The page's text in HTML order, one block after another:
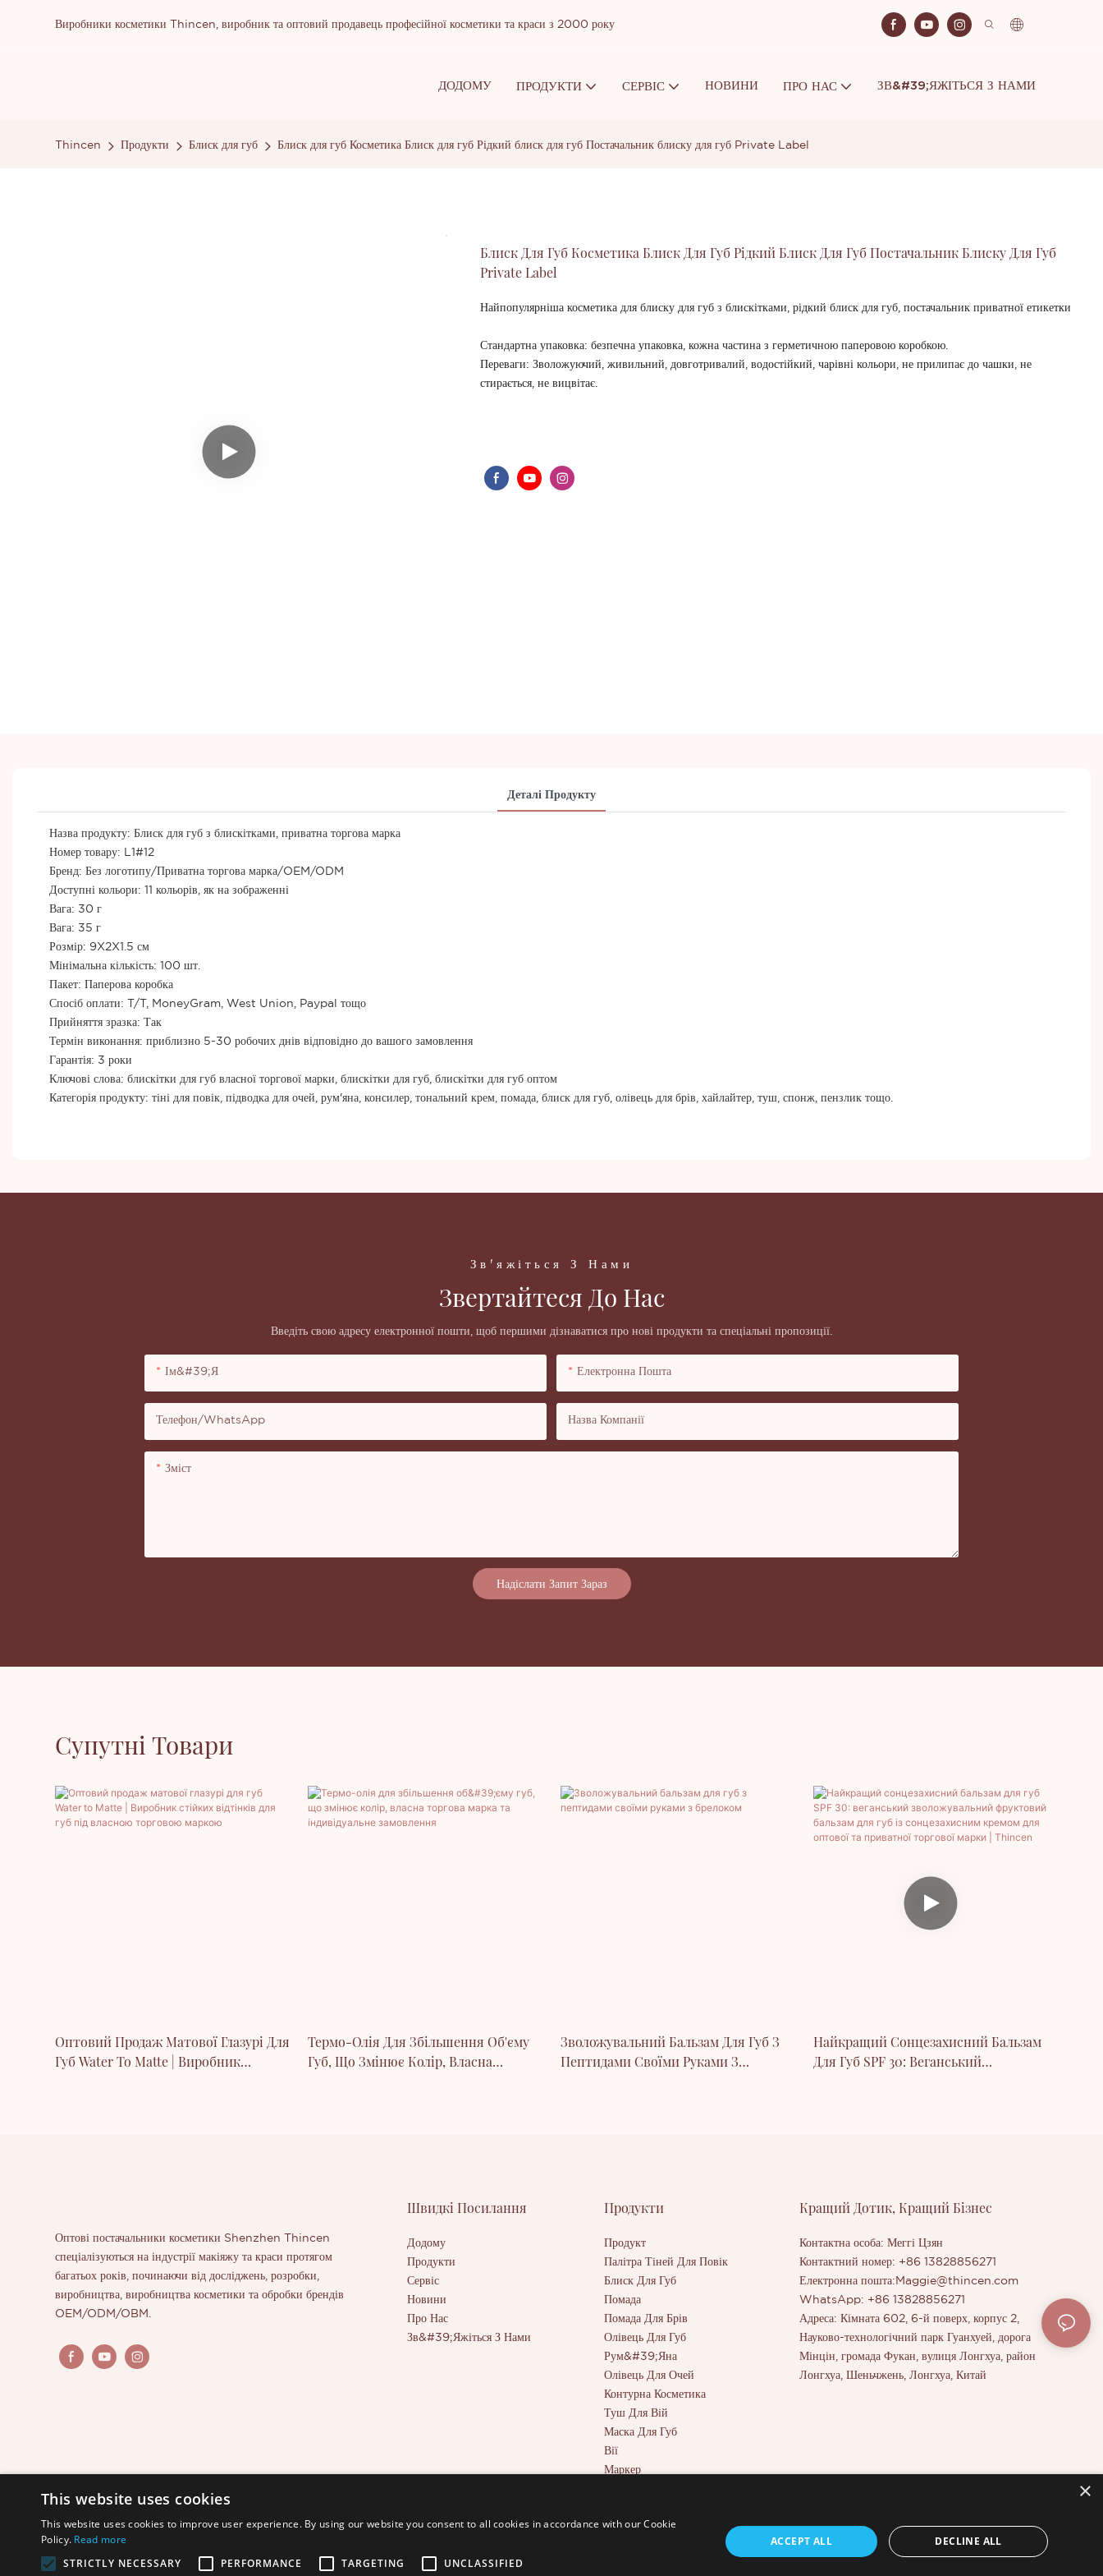
Виробники косметики Thincen, виробник та оптовий продавець професійної косметики та краси з 2000 року
ДОДОМУ ПРОДУКТИ СЕРВІС НОВИНИ ПРО НАС ЗВ&#39;ЯЖІТЬСЯ З НАМИ
Thincen Продукти Блиск для губ Блиск для губ Косметика Блиск для губ Рідкий блиск для губ Постачальник блиску для губ Private Label
Блиск Для Губ Косметика Блиск Для Губ Рідкий Блиск Для Губ Постачальник Блиску Для Губ
Private Label
Найпопулярніша косметика для блиску для губ з блискітками, рідкий блиск для губ, постачальник приватної етикетки
Стандартна упаковка: безпечна упаковка, кожна частина з герметичною паперовою коробкою.
Переваги: ​​Зволожуючий, живильний, довготривалий, водостійкий, чарівні кольори, не прилипає до чашки, не
стирається, не вицвітає.
Деталі Продукту
Назва продукту: Блиск для губ з блискітками, приватна торгова марка
Номер товару: L1#12
Бренд: Без логотипу/Приватна торгова марка/OEM/ODM
Доступні кольори: 11 кольорів, як на зображенні
Вага: 30 г
Вага: 35 г
Розмір: 9X2X1.5 см
Мінімальна кількість: 100 шт.
Пакет: Паперова коробка
Спосіб оплати: T/T, MoneyGram, West Union, Paypal тощо
Прийняття зразка: Так
Термін виконання: приблизно 5-30 робочих днів відповідно до вашого замовлення
Гарантія: 3 роки
Ключові слова: блискітки для губ власної торгової марки, блискітки для губ, блискітки для губ оптом
Категорія продукту: тіні для повік, підводка для очей, рум'яна, консилер, тональний крем, помада, блиск для губ, олівець для брів, хайлайтер, туш, спонж, пензлик тощо.
Зв'яжіться З Нами
Звертайтеся До Нас
Введіть свою адресу електронної пошти, щоб першими дізнаватися про нові продукти та спеціальні пропозиції.
Ім&#39;я Електронна Пошта
Телефон/WhatsApp Назва Компанії
Зміст
Надіслати Запит Зараз
Супутні Товари
Оптовий Продаж Матової Глазурі Для
Губ Water To Matte | Виробник
Термо-Олія Для Збільшення Об'єму
Губ, Що Змінює Колір, Власна
Зволожувальний Бальзам Для Губ З
Пептидами Своїми Руками З
Найкращий Сонцезахисний Бальзам
Для Губ SPF 30: Веганський
Оптові постачальники косметики Shenzhen Thincen
спеціалізуються на індустрії макіяжу та краси протягом
багатьох років, починаючи від досліджень, розробки,
виробництва, виробництва косметики та обробки брендів
OEM/ODM/OBM.
Швидкі Посилання
Додому
Продукти
Сервіс
Новини
Про Нас
Зв&#39;яжіться З Нами
Продукти
Продукт
Палітра Тіней Для Повік
Блиск Для Губ
Помада
Помада Для Брів
Олівець Для Губ
Рум&#39;яна
Олівець Для Очей
Контурна Косметика
Туш Для Вій
Маска Для Губ
Вії
Маркер
Кращий Дотик, Кращий Бізнес
Контактна особа: Меггі Цзян
Контактний номер: +86 13828856271
Електронна пошта: Maggie@thincen.com
WhatsApp: +86 13828856271
Адреса: Кімната 602, 6-й поверх, корпус 2,
Науково-технологічний парк Гуанхуей, дорога
Мінцін, громада Фукан, вулиця Лонгхуа, район
Лонгхуа, Шеньчжень, Лонгхуа, Китай
×
This website uses cookies
This website uses cookies to improve user experience. By using our website you consent to all cookies in accordance with our Cookie
Policy. Read more
STRICTLY NECESSARY
PERFORMANCE TARGETING UNCLASSIFIED
ACCEPT ALL DECLINE ALL